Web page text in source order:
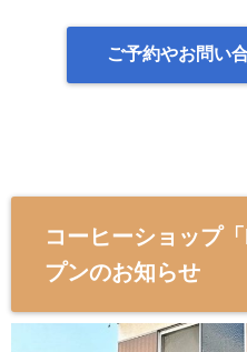
ご予約やお問い
コーヒーショップ
プンのお知らせ